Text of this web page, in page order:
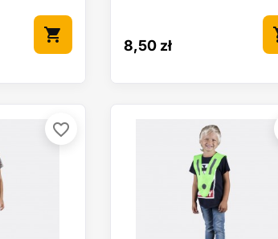
shopping_cart
8,50 zł
favorite_border